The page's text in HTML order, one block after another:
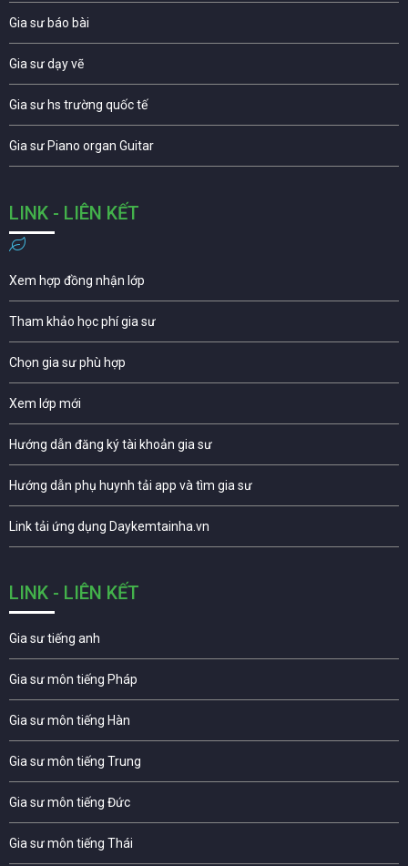
Gia sư báo bài
Gia sư dạy vẽ
Gia sư hs trường quốc tế
Gia sư Piano organ Guitar
LINK - LIÊN KẾT
Xem hợp đồng nhận lớp
Tham khảo học phí gia sư
Chọn gia sư phù hợp
Xem lớp mới
Hướng dẫn đăng ký tài khoản gia sư
Hướng dẫn phụ huynh tải app và tìm gia sư
Link tải ứng dụng Daykemtainha.vn
LINK - LIÊN KẾT
Gia sư tiếng anh
Gia sư môn tiếng Pháp
Gia sư môn tiếng Hàn
Gia sư môn tiếng Trung
Gia sư môn tiếng Đức
Gia sư môn tiếng Thái